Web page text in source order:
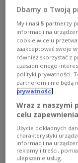
Prezes Polskiego Radia
Polskie Radio
Trends Awards
"Jedynka
codzienne")
serwis specjalny
(kategoria
Dbamy o Twoją
My i nasi5 partnerzy
informacji na
cookie w celu
zaakceptować swoje
również skorzystać z
uzasadnionego
polityki prywatności.
partnerom i nie będą
prywatności
Wraz z naszymi
celu
Użycie dokładnych
charakterystyki
informacji na
reklamy i treści,
ulepszanie usług.